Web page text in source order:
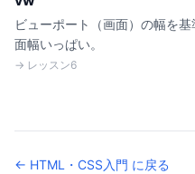
ビューポート（画面）の幅を
面幅いっぱい。
→ レッスン6
← HTML・CSS入門 に戻る